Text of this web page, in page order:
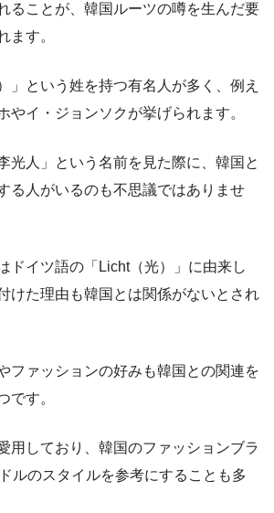
ることが、韓国ルーツの噂を生んだ要
ます。
」という姓を持つ有名人が多く、例え
やイ・ジョンソクが挙げられます。
光人」という名前を見た際に、韓国と
る人がいるのも不思議ではありませ
ドイツ語の「Licht（光）」に由来し
けた理由も韓国とは関係がないとされ
ファッションの好みも韓国との関連を
です。
用しており、韓国のファッションブラ
ルのスタイルを参考にすることも多